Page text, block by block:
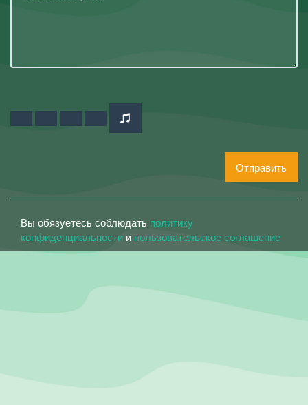
Отправить
Вы обязуетесь соблюдать политику
конфиденциальности и пользовательское соглашение